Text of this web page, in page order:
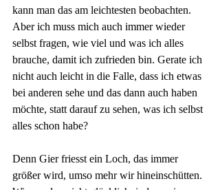
kann man das am leichtesten beobachten.
Aber ich muss mich auch immer wieder
selbst fragen, wie viel und was ich alles
brauche, damit ich zufrieden bin. Gerate ich
nicht auch leicht in die Falle, dass ich etwas
bei anderen sehe und das dann auch haben
möchte, statt darauf zu sehen, was ich selbst
alles schon habe?
Denn Gier friesst ein Loch, das immer
größer wird, umso mehr wir hineinschütten.